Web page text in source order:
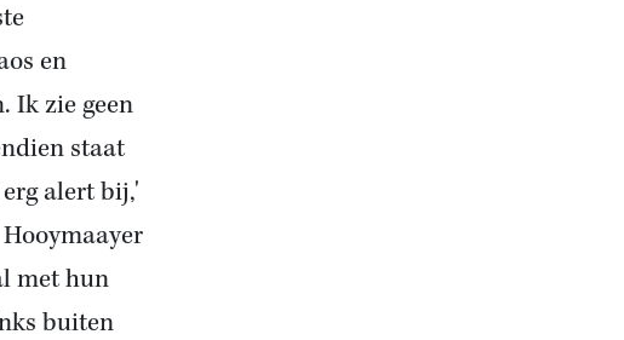
en
Ik zie geen
staat
alert bij,'
met hun
buiten